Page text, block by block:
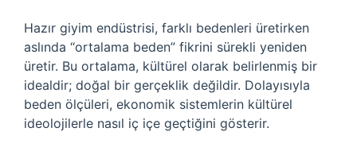
Hazır giyim endüstrisi, farklı bedenleri üretirken
aslında “ortalama beden” fikrini sürekli yeniden
üretir. Bu ortalama, kültürel olarak belirlenmiş bir
idealdir; doğal bir gerçeklik değildir. Dolayısıyla
beden ölçüleri, ekonomik sistemlerin kültürel
ideolojilerle nasıl iç içe geçtiğini gösterir.